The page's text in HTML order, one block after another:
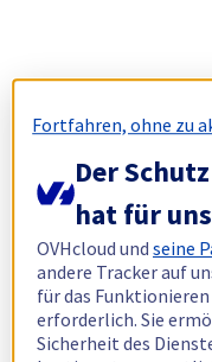
Fortfahren, ohne zu
Der
hat für
OVHcloud undseine
andere Tracker auf
für das
erforderlich. Sie
Sicherheit des